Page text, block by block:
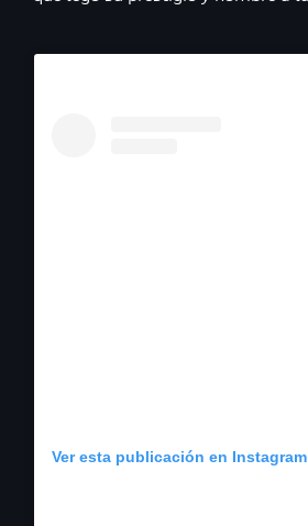
Ver esta publicación en Instagram